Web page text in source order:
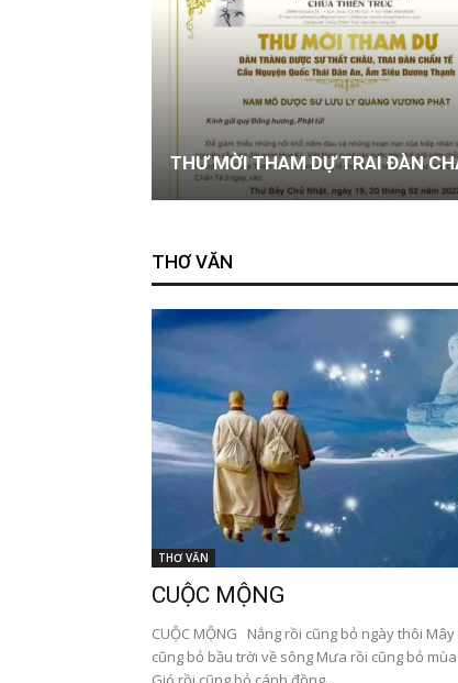
THƯ MỜI THAM DỰ TRAI ĐÀN
THƠ VĂN
THƠ VĂN
CUỘC MỘNG
CUỘC MỘNG Nắng rồi cũng bỏ ngày thôi Mây
cũng bỏ bầu trời về sông Mưa rồi cũng bỏ